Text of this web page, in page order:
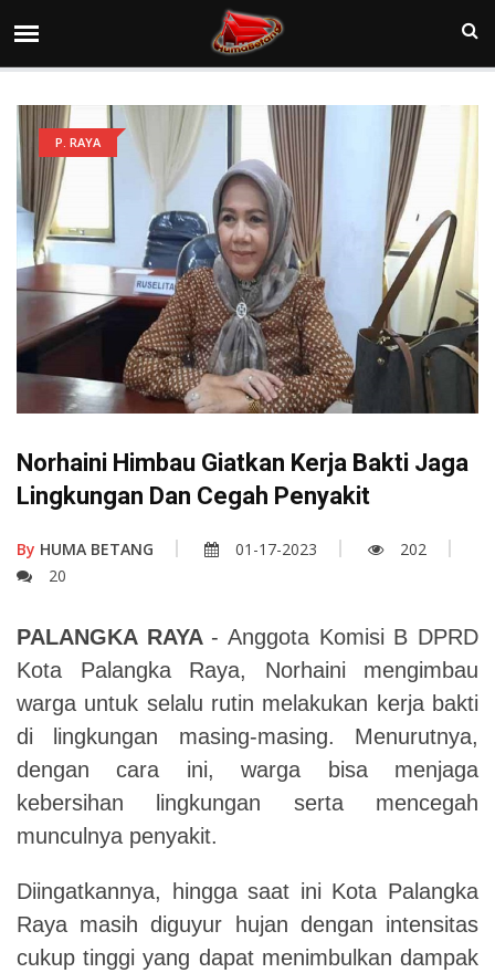
P. RAYA
Norhaini Himbau Giatkan Kerja Bakti Jaga
Lingkungan Dan Cegah Penyakit
By HUMA BETANG 01-17-2023
202
20
PALANGKA RAYA - Anggota Komisi B DPRD
Kota Palangka Raya, Norhaini mengimbau
warga untuk selalu rutin melakukan kerja bakti
di lingkungan masing-masing. Menurutnya,
dengan cara ini, warga bisa menjaga
kebersihan lingkungan serta mencegah
munculnya penyakit.
Diingatkannya, hingga saat ini Kota Palangka
Raya masih diguyur hujan dengan intensitas
cukup tinggi yang dapat menimbulkan dampak